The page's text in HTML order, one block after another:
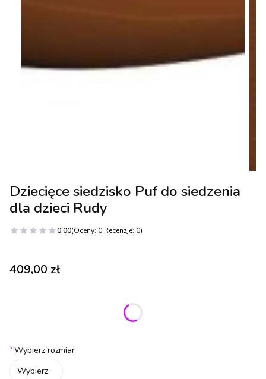
Dziecięce siedzisko Puf do siedzenia
dla dzieci Rudy
0.00(Oceny: 0 Recenzje: 0)
Cena
409,00 zł
Poszczególne warianty mogą różnić się ceną
*Wybierz rozmiar
Wybierz